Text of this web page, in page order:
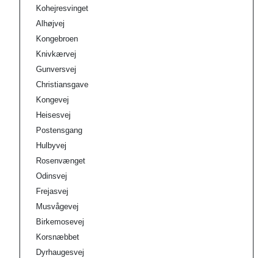
Kohejresvinget
Alhøjvej
Kongebroen
Knivkærvej
Gunversvej
Christiansgave
Kongevej
Heisesvej
Postensgang
Hulbyvej
Rosenvænget
Odinsvej
Frejasvej
Musvågevej
Birkemosevej
Korsnæbbet
Dyrhaugesvej